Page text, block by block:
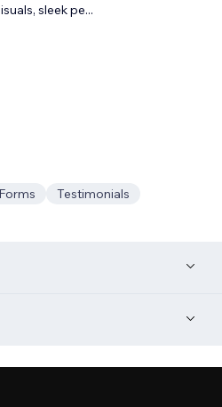
sleek pe...
Forms Testimonials